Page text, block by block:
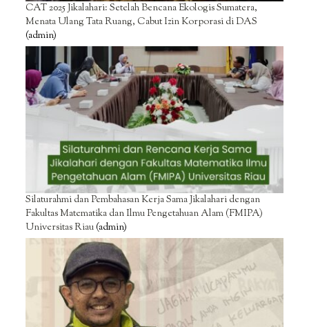
CAT 2025 Jikalahari: Setelah Bencana Ekologis Sumatera,
Menata Ulang Tata Ruang, Cabut Izin Korporasi di DAS
(admin)
Silaturahmi dan Pembahasan Kerja Sama Jikalahari dengan
Fakultas Matematika dan Ilmu Pengetahuan Alam (FMIPA)
Universitas Riau(admin)